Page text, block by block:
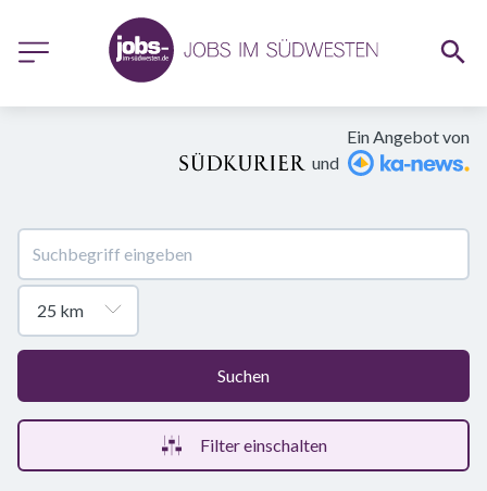
Ein Angebot von
und
Suchen
Filter einschalten